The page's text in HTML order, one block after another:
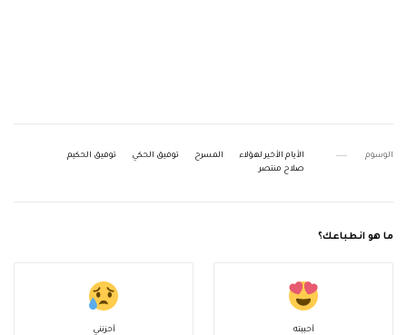
الوسوم الأيام الأخير لهؤلاء المسرح توفيق الحكي
توفيق الحكيم
صلاح منتصر
ما هو انطباعك؟
أحببته أحزنني